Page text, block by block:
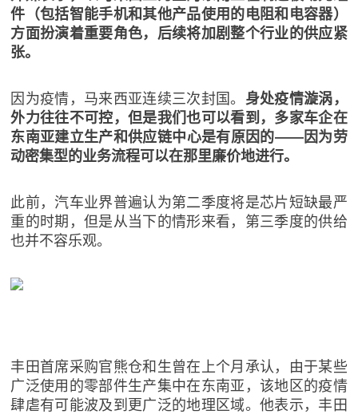
件（包括智能手机和其他产品使用的电阻和电容器）
方面扮演着重要角色，后续将加剧整个行业的供应紧
张。
因为疫情，马来西亚连续三次封国。 身处疫情漩涡，
外力往往不可控，但是我们也可以看到，多家车企在
东南亚建立生产和供应链中心是有原因的——因为劳
动密集型的业务流程可以在那里廉价地进行。
此前，汽车业界普遍认为第二季度将是芯片短缺最严
重的时期，但是从当下的情形来看，第三季度的供给
也并不容乐观。
丰田首席采购官熊仓和生曾在上个月承认，由于某些
广泛使用的零部件生产集中在东南亚，该地区的疫情
肆虐有可能波及到更广泛的地理区域。他表示，丰田